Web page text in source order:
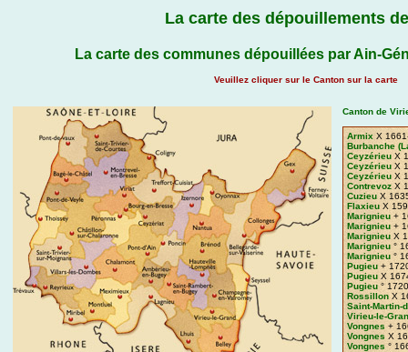
La carte des dépouillements
La carte des communes dépouillées par Ain-
Veuillez cliquer sur le Canton sur la carte
Canton de
Armix X
Burbanche
Ceyzérieu X
Ceyzérieu X
Ceyzérieu X
Contrevoz X
Cuzieu X
Flaxieu X
Marignieu +
Marignieu +
Marignieu X
Marignieu °
Marignieu °
Pugieu +
Pugieu X
Pugieu °
Rossillon X
Saint-Martin-
Virieu-le-
Vongnes +
Vongnes X
Vongnes °